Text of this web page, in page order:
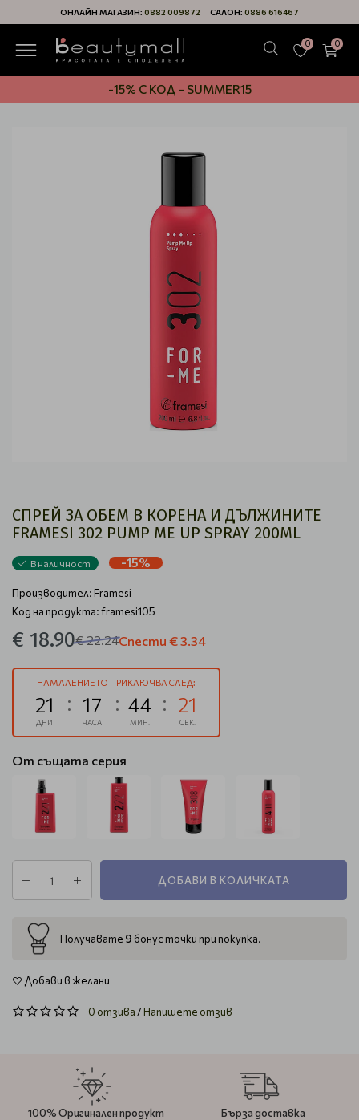
ОНЛАЙН МАГАЗИН: 0882 009872 САЛОН: 0886 616467
0 0
-15% С КОД - SUMMER15
СПРЕЙ ЗА ОБЕМ В КОРЕНА И ДЪЛЖИНИТЕ
FRAMESI 302 PUMP ME UP SPRAY 200ML
В наличност -15%
Производител:Framesi
Код на продукта: framesi105
€ 18.90€ 22.24Спести € 3.34
НАМАЛЕНИЕТО ПРИКЛЮЧВА СЛЕД:
21
ДНИ
17
ЧАСА
44
МИН.
20
СЕК.
От същата серия
ДОБАВИ В КОЛИЧКАТА
Получавате 9 бонус точки при покупка.
Добави в желани
0 отзива/Напишете отзив
100% Оригинален продукт Бърза доставка